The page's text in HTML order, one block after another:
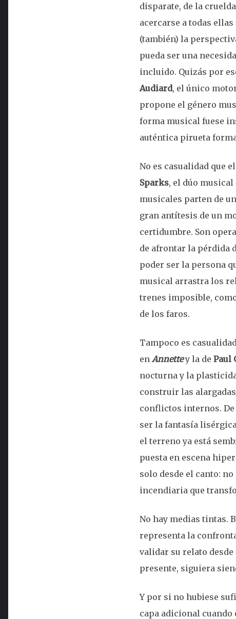
disparate, de la
acercarse a todas
(también) la
pueda ser una
incluido. Quizás por
Audiard, el único
propone el género
forma musical fuese
auténtica pirueta
No es casualidad que
Sparks, el dúo
musicales parten de
gran antítesis de un
certidumbre. Son
de afrontar la pérdida
poder ser la persona
musical arrastra los
trenes imposible,
de los faros.
Tampoco es
en Annettey la de Paul
nocturna y la
construir las
conflictos internos.
ser la fantasía
el terreno ya está
puesta en escena
solo desde el canto:
incendiaria que
No hay medias tintas.
representa la
validar su relato
presente, siguiera
Y por si no hubiese
capa adicional cuando